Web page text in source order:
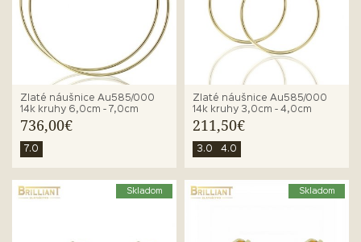
Zlaté náušnice Au585/000
14k kruhy 6,0cm - 7,0cm
736,00€
7.0
Zlaté náušnice Au585/000
14k kruhy 3,0cm - 4,0cm
211,50€
3.0 4.0
Skladom Skladom